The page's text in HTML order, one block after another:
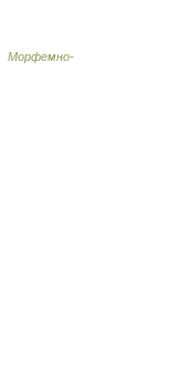
Морфемно-